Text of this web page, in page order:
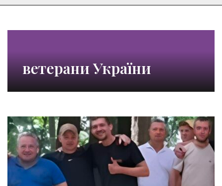
ветерани України